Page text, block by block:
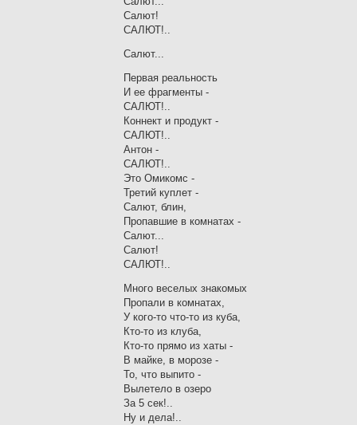
Салют!
САЛЮТ!..
Салют...
Первая реальность
И ее фрагменты -
САЛЮТ!..
Коннект и продукт -
САЛЮТ!..
Антон -
САЛЮТ!..
Это Омикомс -
Третий куплет -
Салют, блин,
Пропавшие в комнатах -
Салют...
Салют!
САЛЮТ!..
Много веселых знакомых
Пропали в комнатах,
У кого-то что-то из куба,
Кто-то из клуба,
Кто-то прямо из хаты -
В майке, в морозе -
То, что выпито -
Вылетело в озеро
За 5 сек!..
Ну и дела!..